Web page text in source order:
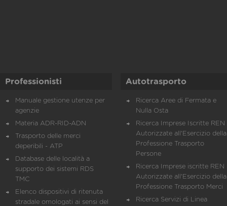
Professionisti
Manuale gestione utenze per
agenzie
Materia ADR-RID-ADN
Trasporto delle merci
deperibili - ATP
Database delle località a
supporto dei sistemi RDS
TMC
Elenco dispositivi di ritenuta
stradale omologati ai sensi del
Autotrasporto
Ricerca Aree di Fermata e
Nulla Osta
Ricerca Imprese Iscritte REN
Autorizzate all'Esercizio della
Professione Trasporto
Persone
Ricerca Imprese iscritte REN
Autorizzate all'Esercizio della
Professione Trasporto Merci
Ricerca Servizi di Linea